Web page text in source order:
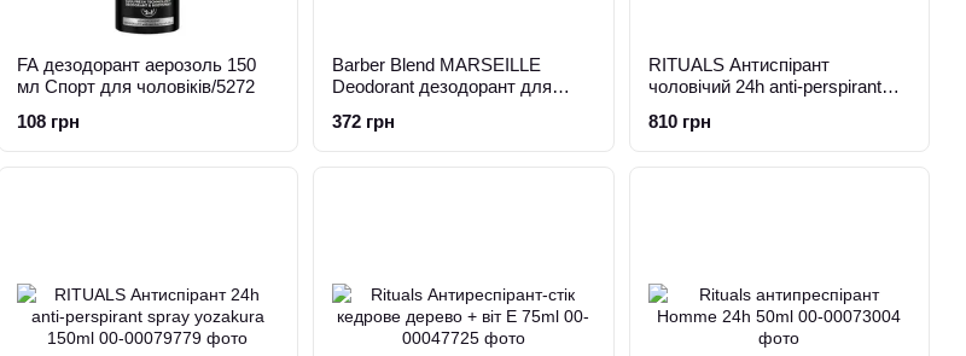
FA дезодорант аерозоль 150
мл Спорт для чоловіків/5272
108 грн
Barber Blend MARSEILLE
Deodorant дезодорант для
372 грн
RITUALS Антиспірант
чоловічий 24h anti-perspirant
810 грн